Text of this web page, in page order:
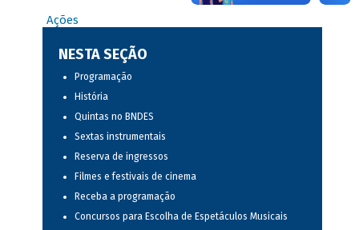
Ações
NESTA SEÇÃO
Programação
História
Quintas no BNDES
Sextas instrumentais
Reserva de ingressos
Filmes e festivais de cinema
Receba a programação
Concursos para Escolha de Espetáculos Musicais